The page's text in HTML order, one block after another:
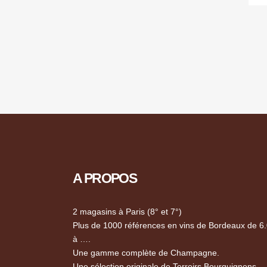
A PROPOS
2 magasins à Paris (8° et 7°)
Plus de 1000 références en vins de Bordeaux de
à ….
Une gamme complète de Champagne.